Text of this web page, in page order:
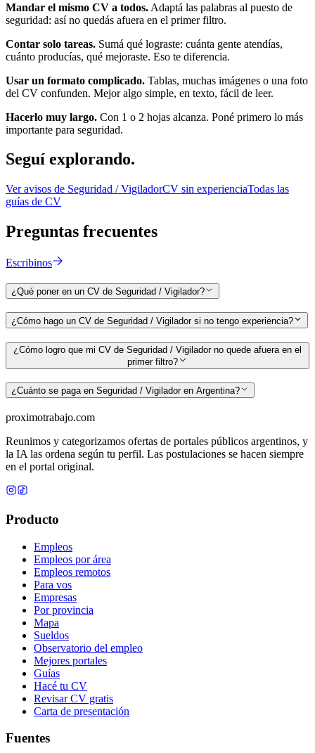
Mandar el mismo CV a todos. Adaptá las palabras al puesto de
seguridad: así no quedás afuera en el primer filtro.
Contar solo tareas. Sumá qué lograste: cuánta gente atendías,
cuánto producías, qué mejoraste. Eso te diferencia.
Usar un formato complicado. Tablas, muchas imágenes o una foto
del CV confunden. Mejor algo simple, en texto, fácil de leer.
Hacerlo muy largo. Con 1 o 2 hojas alcanza. Poné primero lo más
importante para seguridad.
Seguí explorando.
Ver avisos de Seguridad / VigiladorCV sin experienciaTodas las
guías de CV
Preguntas frecuentes
Escribinos
¿Qué poner en un CV de Seguridad / Vigilador?
¿Cómo hago un CV de Seguridad / Vigilador si no tengo experiencia?
¿Cómo logro que mi CV de Seguridad / Vigilador no quede afuera en el
primer filtro?
¿Cuánto se paga en Seguridad / Vigilador en Argentina?
proximotrabajo.com
Reunimos y categorizamos ofertas de portales públicos argentinos, y
la IA las ordena según tu perfil. Las postulaciones se hacen siempre
en el portal original.
Producto
Empleos
Empleos por área
Empleos remotos
Para vos
Empresas
Por provincia
Mapa
Sueldos
Observatorio del empleo
Mejores portales
Guías
Hacé tu CV
Revisar CV gratis
Carta de presentación
Fuentes